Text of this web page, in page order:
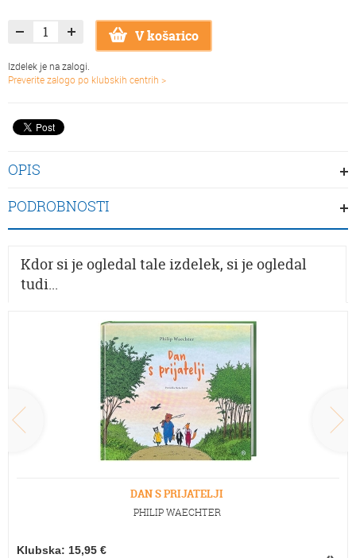
V košarico
Izdelek je na zalogi.
Preverite zalogo po klubskih centrih >
OPIS
PODROBNOSTI
Kdor si je ogledal tale izdelek, si je ogledal
tudi...
DAN S PRIJATELJI
PHILIP WAECHTER
Klubska: 15,95 €